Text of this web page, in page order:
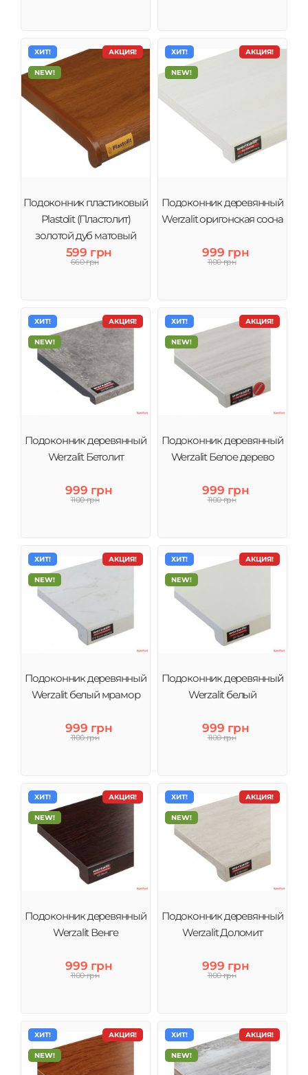
АКЦИЯ!
ХИТ!
NEW!
Подоконник пластиковый
Plastolit (Пластолит)
золотой дуб матовый
599 грн
660 грн
АКЦИЯ!
ХИТ!
NEW!
Подоконник деревянный
Werzalit оригонская сосна
999 грн
1100 грн
АКЦИЯ!
ХИТ!
NEW!
Подоконник деревянный
Werzalit Бетолит
999 грн
1100 грн
АКЦИЯ!
ХИТ!
NEW!
Подоконник деревянный
Werzalit Белое дерево
999 грн
1100 грн
АКЦИЯ!
ХИТ!
NEW!
Подоконник деревянный
Werzalit белый мрамор
999 грн
1100 грн
АКЦИЯ!
ХИТ!
NEW!
Подоконник деревянный
Werzalit белый
999 грн
1100 грн
АКЦИЯ!
ХИТ!
NEW!
Подоконник деревянный
Werzalit Венге
999 грн
1100 грн
АКЦИЯ!
ХИТ!
NEW!
Подоконник деревянный
Werzalit Доломит
999 грн
1100 грн
АКЦИЯ!
ХИТ!
NEW!
АКЦИЯ!
ХИТ!
NEW!